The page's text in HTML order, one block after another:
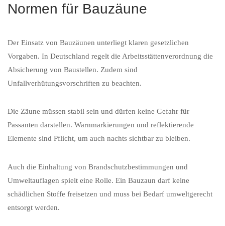
Normen für Bauzäune
Der Einsatz von Bauzäunen unterliegt klaren gesetzlichen
Vorgaben. In Deutschland regelt die Arbeitsstättenverordnung die
Absicherung von Baustellen. Zudem sind
Unfallverhütungsvorschriften zu beachten.
Die Zäune müssen stabil sein und dürfen keine Gefahr für
Passanten darstellen. Warnmarkierungen und reflektierende
Elemente sind Pflicht, um auch nachts sichtbar zu bleiben.
Auch die Einhaltung von Brandschutzbestimmungen und
Umweltauflagen spielt eine Rolle. Ein Bauzaun darf keine
schädlichen Stoffe freisetzen und muss bei Bedarf umweltgerecht
entsorgt werden.